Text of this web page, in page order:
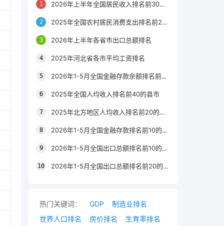
2026年上半年全国居民收入排名前30的区县
2025年全国农村居民消费支出排名前20的城市
2026年上半年各省市出口总额排名
2025年河北省各市平均工资排名
2026年1-5月全国金融存款余额排名前20的城市
2025年全国人均收入排名前40的县市
2025年北方地区人均收入排名前20的城市
2026年1-5月全国金融存款排名前10的省份
2026年1-5月全国出口总额排名前10的省市
2026年1-5月全国出口总额排名前20的城市
热门关键词： GDP
制造业排名
世界人口排名
房价排名 生育率排名